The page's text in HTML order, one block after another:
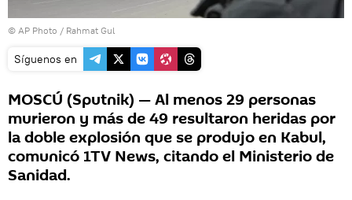
© AP Photo / Rahmat Gul
Síguenos en
MOSCÚ (Sputnik) — Al menos 29 personas
murieron y más de 49 resultaron heridas por
la doble explosión que se produjo en Kabul,
comunicó 1TV News, citando el Ministerio de
Sanidad.